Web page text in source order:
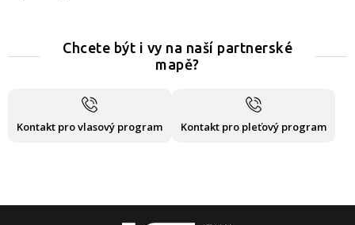
Chcete být i vy na naší partnerské
mapě?
Kontakt pro vlasový program Kontakt pro pleťový program